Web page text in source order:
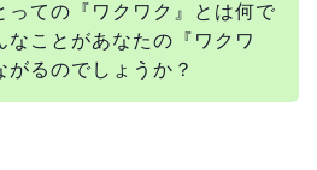
っての『ワクワク』とは何で
なことがあなたの『ワクワ
がるのでしょうか？